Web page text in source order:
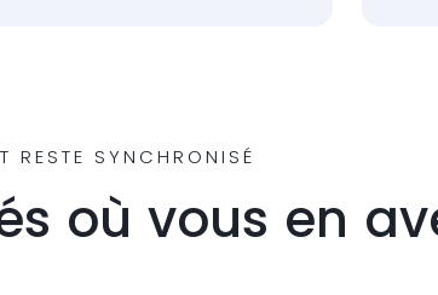
RESTE SYNCHRONISÉ
où vous en